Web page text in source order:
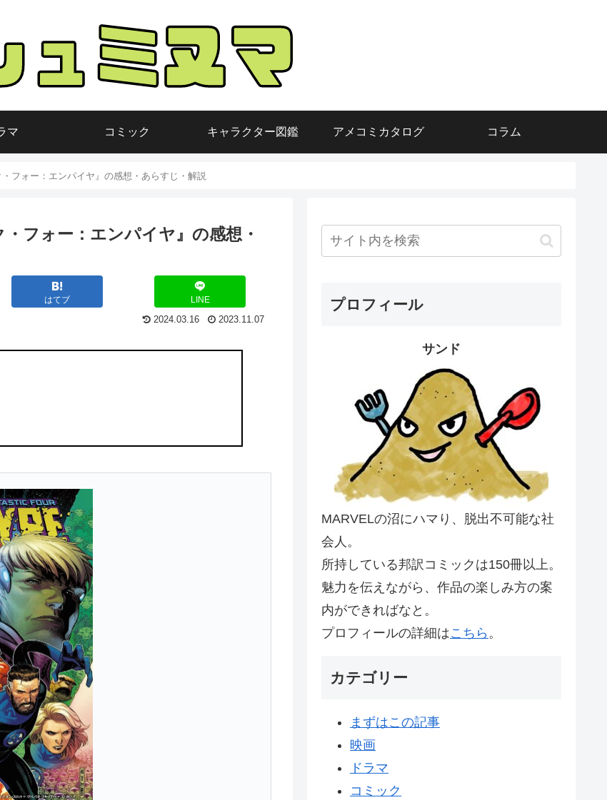
マ コミック キャラクター図鑑 アメコミカタログ コラム
フォー：エンパイヤ』の感想・あらすじ・解説
フォー：エンパイヤ』の感想・
はてブ LINE
2024.03.16 2023.11.07
プロフィール
サンド
MARVELの沼にハマり、脱出不可能な社
会人。
所持している邦訳コミックは150冊以上。
魅力を伝えながら、作品の楽しみ方の案
内ができればなと。
プロフィールの詳細はこちら 。
カテゴリー
まずはこの記事
映画
ドラマ
コミック